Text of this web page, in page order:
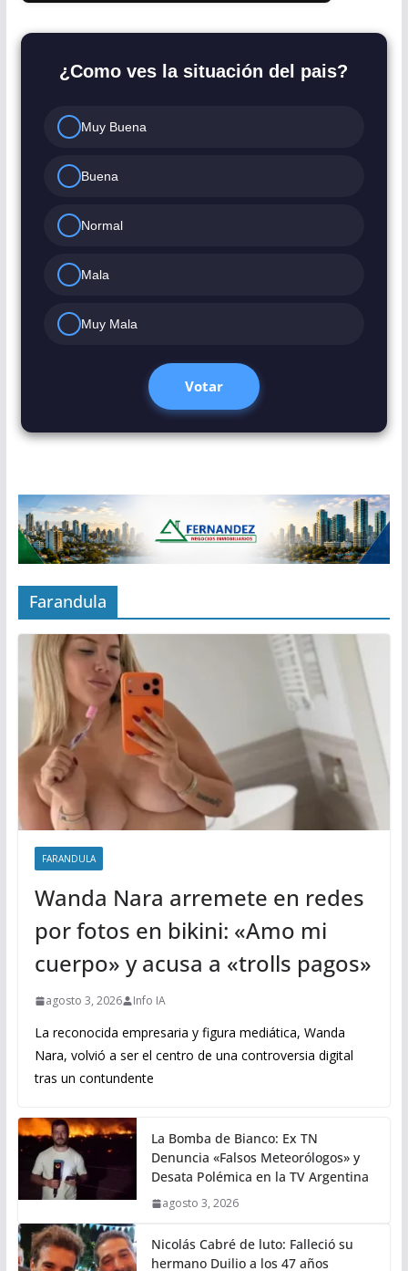
¿Como ves la situación del pais?
Muy Buena
Buena
Normal
Mala
Muy Mala
Votar
Farandula
FARANDULA
Wanda Nara arremete en redes
por fotos en bikini: «Amo mi
cuerpo» y acusa a «trolls pagos»
agosto 3, 2026 Info IA
La reconocida empresaria y figura mediática, Wanda
Nara, volvió a ser el centro de una controversia digital
tras un contundente
La Bomba de Bianco: Ex TN
Denuncia «Falsos Meteorólogos» y
Desata Polémica en la TV Argentina
agosto 3, 2026
Nicolás Cabré de luto: Falleció su
hermano Duilio a los 47 años